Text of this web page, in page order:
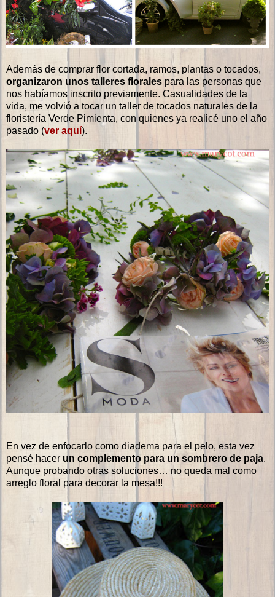
Además de comprar flor cortada, ramos, plantas o tocados,
organizaron unos talleres florales para las personas que
nos habíamos inscrito previamente. Casualidades de la
vida, me volvió a tocar un taller de tocados naturales de la
floristería Verde Pimienta, con quienes ya realicé uno el año
pasado (ver aquí).
En vez de enfocarlo como diadema para el pelo, esta vez
pensé hacer un complemento para un sombrero de paja.
Aunque probando otras soluciones… no queda mal como
arreglo floral para decorar la mesa!!!